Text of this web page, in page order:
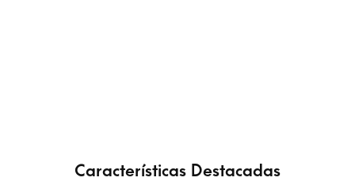
Características Destacadas